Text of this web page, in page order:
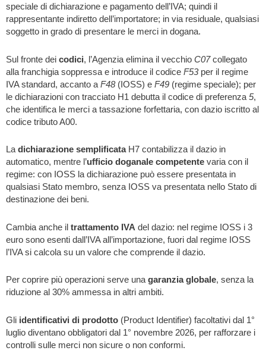
speciale di dichiarazione e pagamento dell’IVA; quindi il
rappresentante indiretto dell’importatore; in via residuale, qualsiasi
soggetto in grado di presentare le merci in dogana.
Sul fronte dei codici, l’Agenzia elimina il vecchio C07collegato
alla franchigia soppressa e introduce il codice F53per il regime
IVA standard, accanto a F48(IOSS) e F49 (regime speciale); per
le dichiarazioni con tracciato H1 debutta il codice di preferenza 5,
che identifica le merci a tassazione forfettaria, con dazio iscritto al
codice tributo A00.
Ladichiarazione semplificataH7 contabilizza il dazio in
automatico, mentre l’ufficio doganale competente varia con il
regime: con IOSS la dichiarazione può essere presentata in
qualsiasi Stato membro, senza IOSS va presentata nello Stato di
destinazione dei beni.
Cambia anche il trattamento IVA del dazio: nel regime IOSS i 3
euro sono esenti dall’IVA all’importazione, fuori dal regime IOSS
l’IVA si calcola su un valore che comprende il dazio.
Per coprire più operazioni serve unagaranzia globale, senza la
riduzione al 30% ammessa in altri ambiti.
Gli identificativi di prodotto (Product Identifier) facoltativi dal 1°
luglio diventano obbligatori dal 1° novembre 2026, per rafforzare i
controlli sulle merci non sicure o non conformi.